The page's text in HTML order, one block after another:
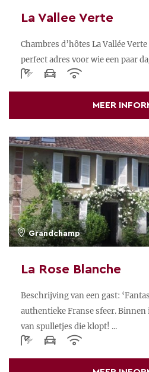
La Vallee Verte
Chambres d’hôtes La Vallée
perfect adres voor wie een paar
MEER
Grandchamp
La Rose Blanche
Beschrijving van een gast:
authentieke Franse sfeer.
van spulletjes die klopt! ...